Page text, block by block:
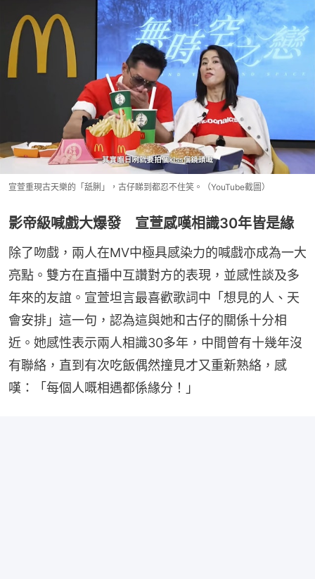
宣萱重現古天樂的「舐脷」，古仔睇到都忍不住笑。（YouTube截圖）
影帝級喊戲大爆發 宣萱感嘆相識30年皆是緣
除了吻戲，兩人在MV中極具感染力的喊戲亦成為一大
亮點。雙方在直播中互讚對方的表現，並感性談及多
年來的友誼。宣萱坦言最喜歡歌詞中「想見的人、天
會安排」這一句，認為這與她和古仔的關係十分相
近。她感性表示兩人相識30多年，中間曾有十幾年沒
有聯絡，直到有次吃飯偶然撞見才又重新熟絡，感
嘆：「每個人嘅相遇都係緣分！」